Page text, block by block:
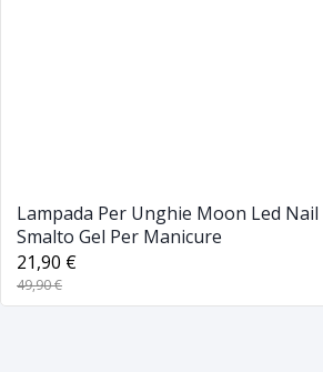
Lampada Per Unghie Moon Led
Smalto Gel Per Manicure
21,90 €
49,90 €